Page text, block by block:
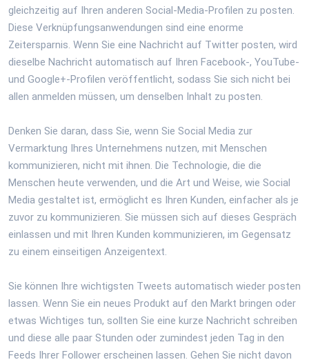
gleichzeitig auf Ihren anderen Social-Media-Profilen zu posten.
Diese Verknüpfungsanwendungen sind eine enorme
Zeitersparnis. Wenn Sie eine Nachricht auf Twitter posten, wird
dieselbe Nachricht automatisch auf Ihren Facebook-, YouTube-
und Google+-Profilen veröffentlicht, sodass Sie sich nicht bei
allen anmelden müssen, um denselben Inhalt zu posten.
Denken Sie daran, dass Sie, wenn Sie Social Media zur
Vermarktung Ihres Unternehmens nutzen, mit Menschen
kommunizieren, nicht mit ihnen. Die Technologie, die die
Menschen heute verwenden, und die Art und Weise, wie Social
Media gestaltet ist, ermöglicht es Ihren Kunden, einfacher als je
zuvor zu kommunizieren. Sie müssen sich auf dieses Gespräch
einlassen und mit Ihren Kunden kommunizieren, im Gegensatz
zu einem einseitigen Anzeigentext.
Sie können Ihre wichtigsten Tweets automatisch wieder posten
lassen. Wenn Sie ein neues Produkt auf den Markt bringen oder
etwas Wichtiges tun, sollten Sie eine kurze Nachricht schreiben
und diese alle paar Stunden oder zumindest jeden Tag in den
Feeds Ihrer Follower erscheinen lassen. Gehen Sie nicht davon